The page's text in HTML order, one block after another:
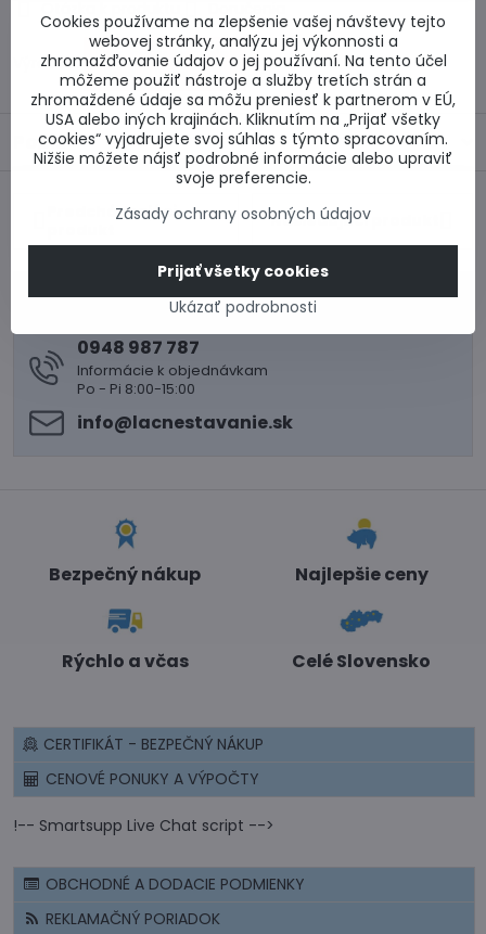
Výrobca:
Popis
Predchádzajúci
Nasledujúci produkt
0917 969 003
Technické poradenstvo
0948 987 787
Informácie k objednávkam
Po - Pi 8:00-15:00
info​@lacnestavanie​.sk
Bezpečný nákup Najlepšie ceny
Rýchlo a včas Celé Slovensko
CERTIFIKÁT - BEZPEČNÝ NÁKUP
CENOVÉ PONUKY A VÝPOČTY
!-- Smartsupp Live Chat script -->
OBCHODNÉ A DODACIE PODMIENKY
REKLAMAČNÝ PORIADOK
Cookies používame na zlepšenie vašej návštevy tejto
webovej stránky, analýzu jej výkonnosti a
zhromažďovanie údajov o jej používaní. Na tento účel
môžeme použiť nástroje a služby tretích strán a
zhromaždené údaje sa môžu preniesť k partnerom v EÚ,
USA alebo iných krajinách. Kliknutím na „Prijať všetky
cookies“ vyjadrujete svoj súhlas s týmto spracovaním.
Nižšie môžete nájsť podrobné informácie alebo upraviť
svoje preferencie.
Zásady ochrany osobných údajov
Ukázať podrobnosti
Prijať všetky cookies